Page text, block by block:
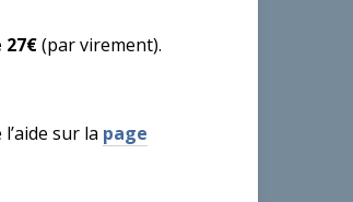
(par virement).
sur la page